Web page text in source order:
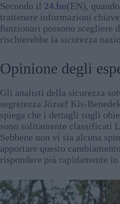
Secondo il 24.hu(EN),
trattenere informazioni
funzionari possono scegliere
rischierebbe la sicurezza
Opinione degli
Gli analisti della sicurezza
segretezza József Kis-
spiega che i dettagli sugli
sono solitamente classificati
Sebbene non vi sia alcuna
apportare questo
rispondere più rapidamente